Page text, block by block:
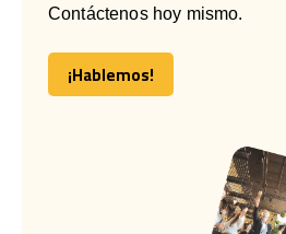
Contáctenos hoy mismo.
¡Hablemos!
¡Hablemos!